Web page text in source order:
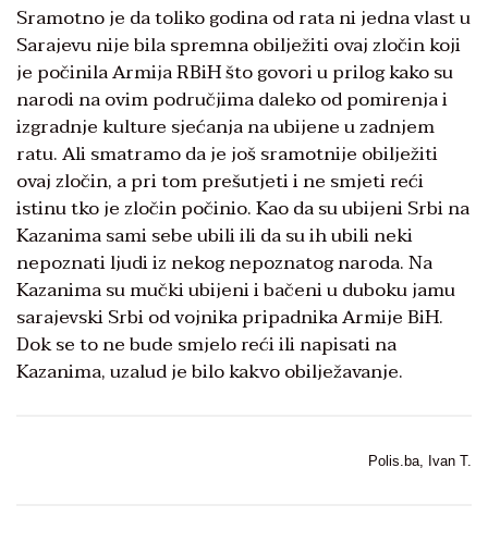
Sramotno je da toliko godina od rata ni jedna vlast u
Sarajevu nije bila spremna obilježiti ovaj zločin koji
je počinila Armija RBiH što govori u prilog kako su
narodi na ovim područjima daleko od pomirenja i
izgradnje kulture sjećanja na ubijene u zadnjem
ratu. Ali smatramo da je još sramotnije obilježiti
ovaj zločin, a pri tom prešutjeti i ne smjeti reći
istinu tko je zločin počinio. Kao da su ubijeni Srbi na
Kazanima sami sebe ubili ili da su ih ubili neki
nepoznati ljudi iz nekog nepoznatog naroda. Na
Kazanima su mučki ubijeni i bačeni u duboku jamu
sarajevski Srbi od vojnika pripadnika Armije BiH.
Dok se to ne bude smjelo reći ili napisati na
Kazanima, uzalud je bilo kakvo obilježavanje.
Polis.ba, Ivan T.